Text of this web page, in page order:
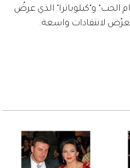
الحب" و"كيلوباترا" الذي عرضُ
لانتقادات واسعة.